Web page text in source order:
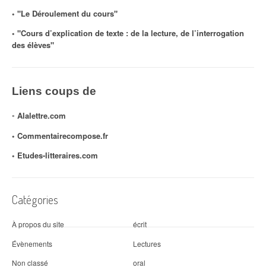
◦ "Le Déroulement du cours"
◦ "Cours d’explication de texte : de la lecture, de l’interrogation
des élèves"
Liens coups de
◦ Alalettre.com
◦ Commentairecompose.fr
◦ Etudes-litteraires.com
Catégories
À propos du site
écrit
Évènements
Lectures
Non classé
oral